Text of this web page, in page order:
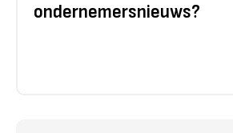
ondernemersnieuws?